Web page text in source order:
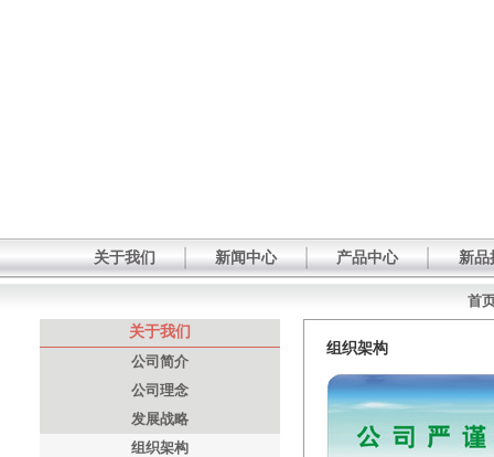
关于我们 新闻中心 产品中心 新品
首
关于我们
公司简介
公司理念
发展战略
组织架构
组织架构